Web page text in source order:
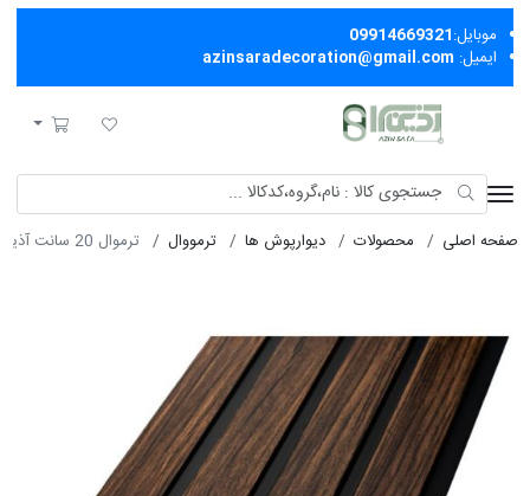
موبایل:09914669321
ایمیل: azinsaradecoration@gmail.com
لیست مورد علاقه
سبد خرید
صفحه اصلی محصولات دیوارپوش ها ترمووال ترموال 20 سانت آذینو 67520